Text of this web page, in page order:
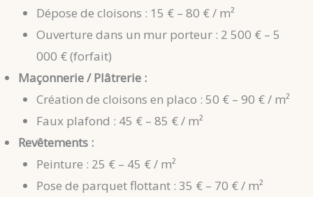
Dépose de cloisons : 15 € – 80 € / m²
Ouverture dans un mur porteur : 2 500 € – 5
000 € (forfait)
Maçonnerie / Plâtrerie :
Création de cloisons en placo : 50 € – 90 € / m²
Faux plafond : 45 € – 85 € / m²
Revêtements :
Peinture : 25 € – 45 € / m²
Pose de parquet flottant : 35 € – 70 € / m²